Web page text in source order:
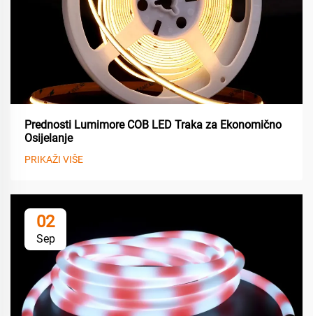
Prednosti Lumimore COB LED Traka za Ekonomično
Osijelanje
PRIKAŽI VIŠE
02
Sep